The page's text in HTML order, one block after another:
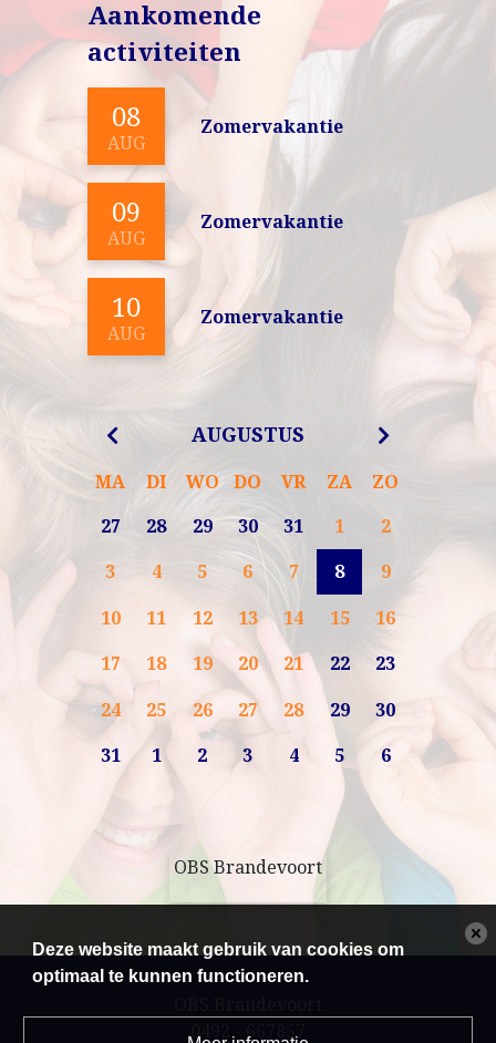
Aankomende
activiteiten
08
AUG
Zomervakantie
09
AUG
Zomervakantie
10
AUG
Zomervakantie
AUGUSTUS
MA DI WO DO VR ZA
ZO
27
28 29 30 31 1
2
3
4 5 6 7 8
9
10
11 12 13 14 15
16
17
18 19 20 21 22
23
24
25 26 27 28 29
30
31
1 2 3 4 5 6
OBS Brandevoort
0492 - 667857
Deze website maakt gebruik van cookies om
optimaal te kunnen functioneren.